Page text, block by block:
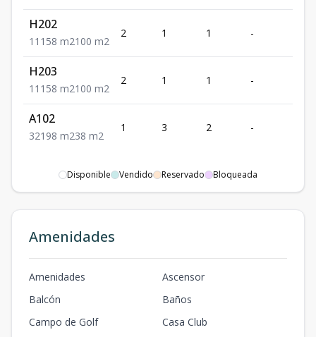
H202
1 1 1 58 m2100 m2
2 1 1 -
H203
1 1 1 58 m2100 m2
2 1 1 -
A102
321 98 m238 m2
1 3 2 -
Disponible Vendido Reservado Bloqueada
Amenidades
Amenidades
Ascensor
Balcón
Baños
Campo de Golf
Casa Club